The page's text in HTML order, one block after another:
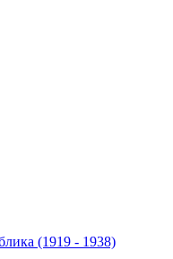
(1919 - 1938)